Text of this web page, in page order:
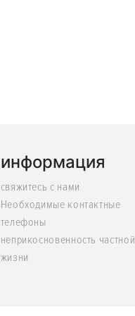
информация
свяжитесь с нами
Необходимые контактные
телефоны
неприкосновенность частной
жизни